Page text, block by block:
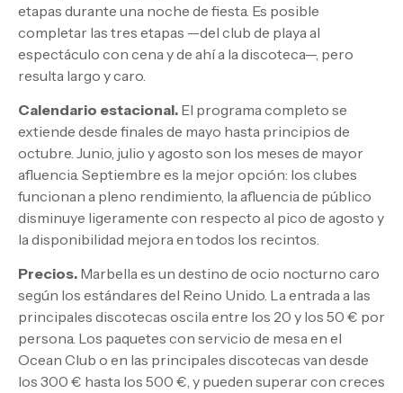
etapas durante una noche de fiesta. Es posible
completar las tres etapas —del club de playa al
espectáculo con cena y de ahí a la discoteca—, pero
resulta largo y caro.
Calendario estacional. El programa completo se
extiende desde finales de mayo hasta principios de
octubre. Junio, julio y agosto son los meses de mayor
afluencia. Septiembre es la mejor opción: los clubes
funcionan a pleno rendimiento, la afluencia de público
disminuye ligeramente con respecto al pico de agosto y
la disponibilidad mejora en todos los recintos.
Precios. Marbella es un destino de ocio nocturno caro
según los estándares del Reino Unido. La entrada a las
principales discotecas oscila entre los 20 y los 50 € por
persona. Los paquetes con servicio de mesa en el
Ocean Club o en las principales discotecas van desde
los 300 € hasta los 500 €, y pueden superar con creces